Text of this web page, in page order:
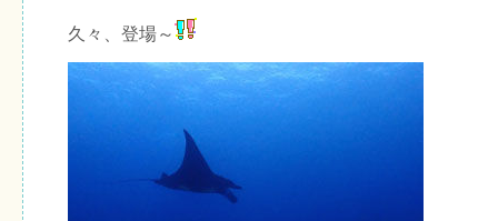
久々、登場～